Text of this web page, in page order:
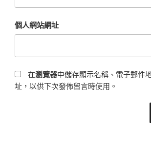
個人網站網址
在瀏覽器中儲存顯示名稱、電子郵件
址，以供下次發佈留言時使用。